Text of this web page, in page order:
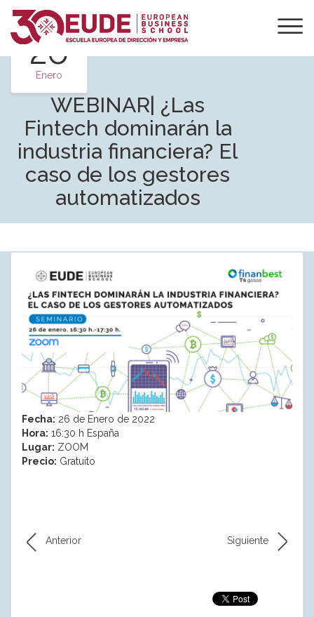
26
Enero
WEBINAR| ¿Las
Fintech dominarán la
industria financiera? El
caso de los gestores
automatizados
Fecha: 26 de Enero de 2022
Hora: 16:30 h España
Lugar: ZOOM
Precio: Gratuito
Anterior Siguiente